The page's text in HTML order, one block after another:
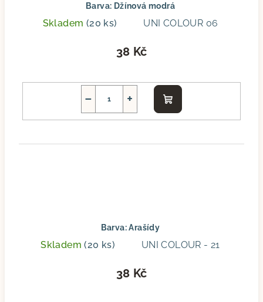
Barva: Džínová modrá
Skladem (20 ks) UNI COLOUR 06
38 Kč
+
−
Do
košíku
Barva: Arašídy
Skladem(20 ks) UNI COLOUR - 21
38 Kč